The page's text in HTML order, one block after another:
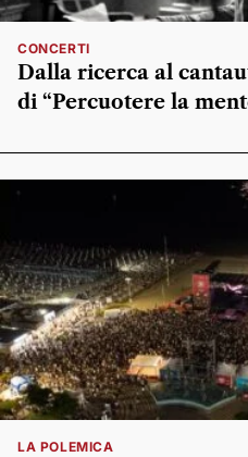
CONCERTI
Dalla ricerca al
di “Percuotere la
LA POLEMICA